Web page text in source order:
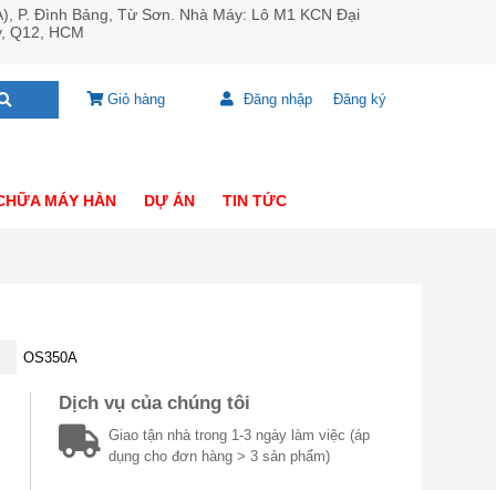
P. Đình Bảng, Từ Sơn. Nhà Máy: Lô M1 KCN Đại
Q12, HCM
Giỏ hàng Đăng nhập Đăng ký
MÁY HÀN DỰ ÁN TIN TỨC
OS350A
Dịch vụ của chúng tôi
Giao tận nhà trong 1-3 ngày làm việc (áp
dụng cho đơn hàng > 3 sản phẩm)